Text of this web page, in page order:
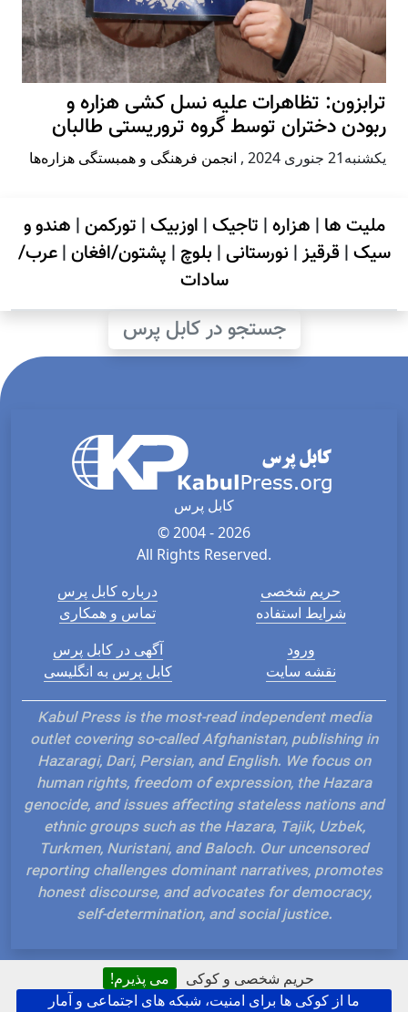
حریم شخصی و کوکی
می پذیرم!
ما از کوکی ها برای امنیت، شبکه های اجتماعی و آمار
ترابزون: تظاهرات علیه نسل کشی هزاره و
ربودن دختران توسط گروه تروریستی طالبان
يكشنبه21 جنوری 2024 , انجمن فرهنگی و همبستگی هزاره‌ها
ملیت ها | هزاره| تاجیک| اوزبیک| تورکمن| هندو و
سیک| قرقیز| نورستانی| بلوچ | پشتون/افغان|عرب/
سادات
جستجو در کابل پرس
کابل پرس
© 2004 - 2026
All Rights Reserved.
درباره کابل پرس
تماس و همکاری
حریم شخصی
شرایط استفاده
آگهی در کابل پرس
کابل پرس به انگلیسی
ورود
نقشه سایت
Kabul Press is the most-read independent media
outlet covering so-called Afghanistan, publishing in
Hazaragi, Dari, Persian, and English. We focus on
human rights, freedom of expression, the Hazara
genocide, and issues affecting stateless nations and
ethnic groups such as the Hazara, Tajik, Uzbek,
Turkmen, Nuristani, and Baloch. Our uncensored
reporting challenges dominant narratives, promotes
honest discourse, and advocates for democracy,
self-determination, and social justice.
Hosted and Developed by IP Plans